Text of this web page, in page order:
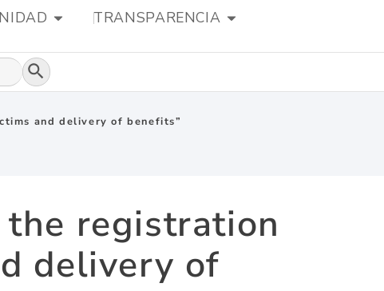
TRANSPARENCIA
Botón de búsqueda
and delivery of benefits”
registration
delivery of